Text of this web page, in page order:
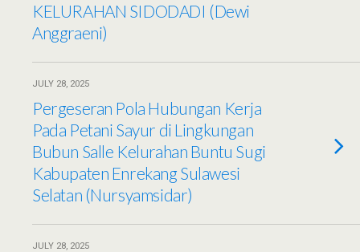
KELURAHAN SIDODADI (Dewi
Anggraeni)
JULY 28, 2025
Pergeseran Pola Hubungan Kerja
Pada Petani Sayur di Lingkungan
Bubun Salle Kelurahan Buntu Sugi
Kabupaten Enrekang Sulawesi
Selatan (Nursyamsidar)
JULY 28, 2025